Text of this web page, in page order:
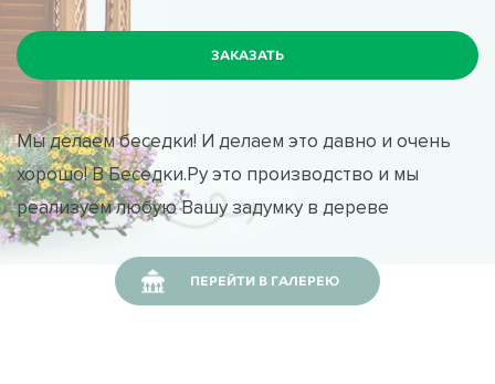
Мы делаем беседки! И делаем это давно и очень
хорошо! В Беседки.Ру это производство и мы
реализуем любую Вашу задумку в дереве
ПЕРЕЙТИ В ГАЛЕРЕЮ